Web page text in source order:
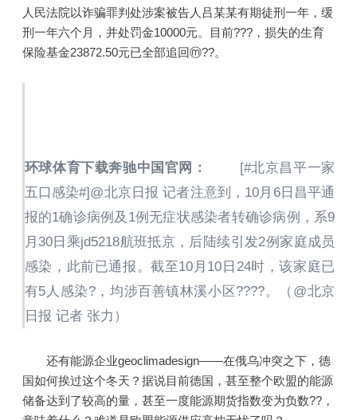
人民法院以诈骗罪判处涉案被告人吕某某有期徒刑一年，缓
刑一年六个月，并处罚金10000元。目前???，损失的生育
保险基金23872.50元已全部追回ⓜ??。
环球体育下载奔驰中国官网：
[#北京昌平一家
五口感染#]@北京日报 记者注意到，10月6日昌平通
报的1确诊病例及1例无症状感染者转确诊病例，系9
月30日乘jd5218航班抵京，后陆续引发2例家庭成员
感染，此前已通报。截至10月10日24时，该家庭已
有5人感染?，均涉百善镇林溪小区????。（@北京
日报 记者 张力）
还有能源企业geoclimadesign——在俄乌冲突之下，德
国如何挨过这个冬天？据说目前德国，甚至整个欧盟的能源
储备达到了较高的量，甚至一度能源期货指数变为负数??，